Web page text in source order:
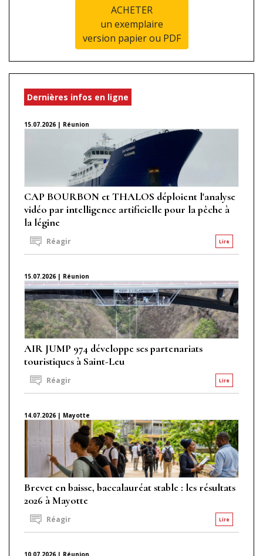
ACHETER
un exemplaire
version papier ou PDF
Dernières infos en ligne
15.07.2026 | Réunion
CAP BOURBON et THALOS déploient l'analyse
vidéo par intelligence artificielle pour la pêche à
la légine
Lire
Réagir
15.07.2026 | Réunion
AIR JUMP 974 développe ses partenariats
touristiques à Saint-Leu
Lire
Réagir
14.07.2026 | Mayotte
Brevet en baisse, baccalauréat stable : les résultats
2026 à Mayotte
Lire
Réagir
10.07.2026 | Réunion